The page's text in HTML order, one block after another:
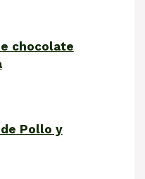
chocolate
Pollo y